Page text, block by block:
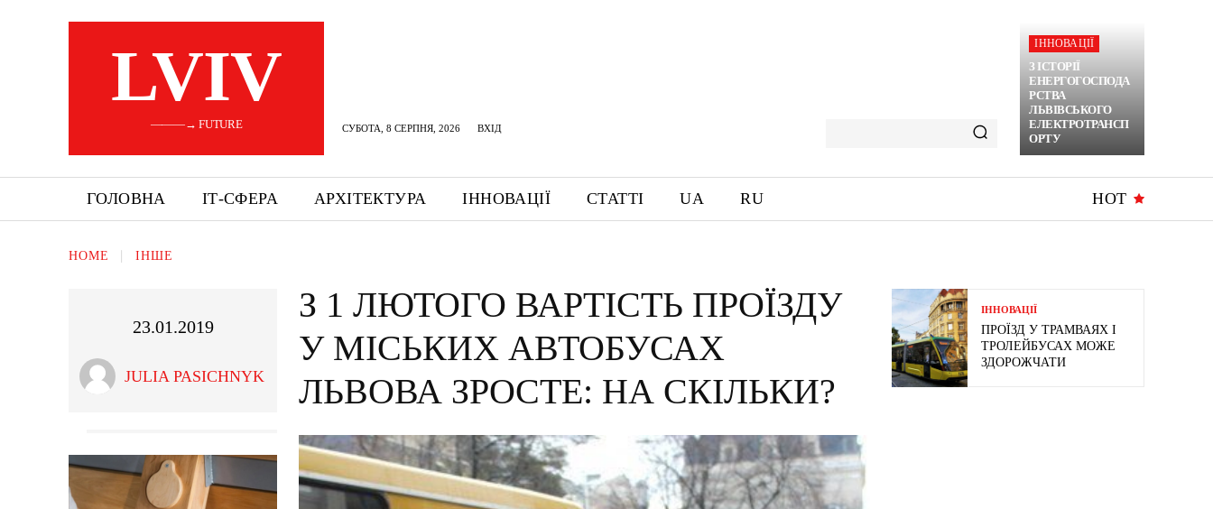
LVIV
———→ FUTURE СУБОТА, 8 СЕРПНЯ, 2026 ВХІД
ІННОВАЦІЇ
З ІСТОРІЇ
ЕНЕРГОГОСПОДА
РСТВА
ЛЬВІВСЬКОГО
ЕЛЕКТРОТРАНСП
ОРТУ
ГОЛОВНА ІТ-СФЕРА АРХІТЕКТУРА ІННОВАЦІЇ СТАТТІ UA RU HOT
HOME ІНШЕ
23.01.2019
JULIA PASICHNYK
З 1 ЛЮТОГО ВАРТІСТЬ ПРОЇЗДУ
У МІСЬКИХ АВТОБУСАХ
ЛЬВОВА ЗРОСТЕ: НА СКІЛЬКИ?
ІННОВАЦІЇ
ПРОЇЗД У ТРАМВАЯХ І
ТРОЛЕЙБУСАХ МОЖЕ
ЗДОРОЖЧАТИ